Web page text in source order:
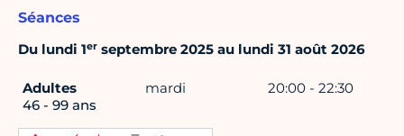
Séances
Du lundi 1er septembre 2025 au lundi 31 août 2026
Adultes
46 - 99 ans
mardi 20:00 - 22:30